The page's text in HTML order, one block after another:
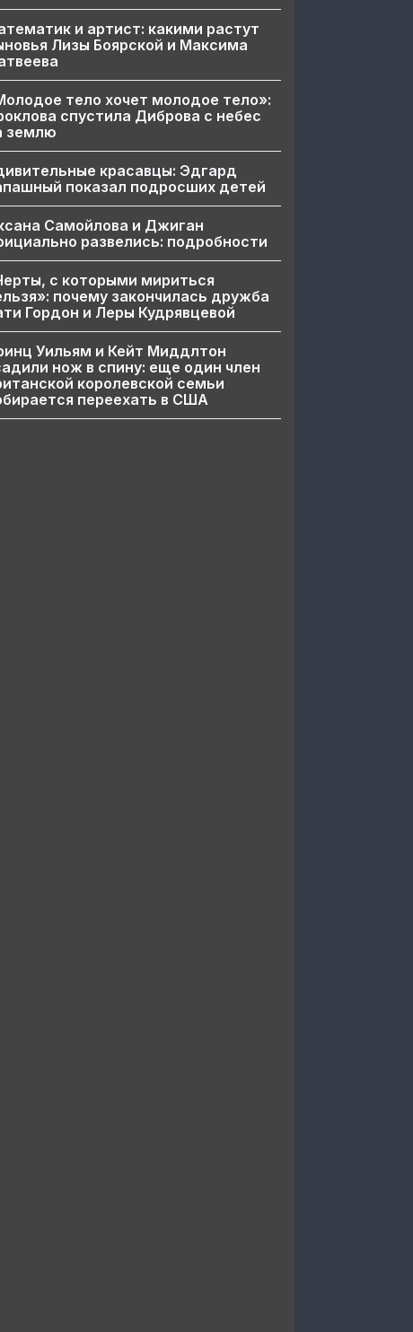
и артист: какими растут
Лизы Боярской и Максима
тело хочет молодое тело»:
спустила Диброва с небес
землю
красавцы: Эдгард
показал подросших детей
Самойлова и Джиган
развелись: подробности
с которыми мириться
почему закончилась дружба
Гордон и Леры Кудрявцевой
Уильям и Кейт Миддлтон
нож в спину: еще один член
королевской семьи
переехать в США